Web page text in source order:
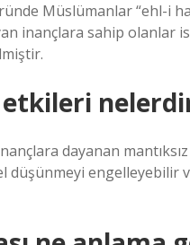
Müslümanlar “ehl-i
inançlara sahip olanlar
etkileri
dayanan
düşünmeyi engelleyebilir